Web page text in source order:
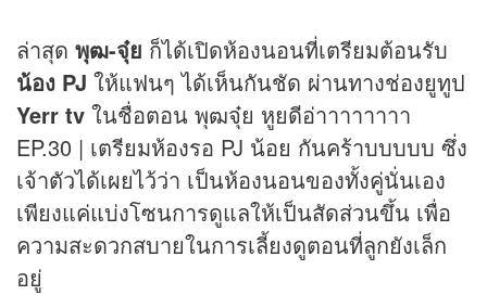
ล่าสุด พุฒ-จุ๋ย ก็ได้เปิดห้องนอนที่เตรียมต้อนรับ
น้อง PJ ให้แฟนๆ ได้เห็นกันชัด ผ่านทางช่องยูทูป
Yerr tv ในชื่อตอน พุฒจุ๋ย หูยดีอ่าาาาาาาา
EP.30 | เตรียมห้องรอ PJ น้อย กันคร้าบบบบบ ซึ่ง
เจ้าตัวได้เผยไว้ว่า เป็นห้องนอนของทั้งคู่นั่นเอง
เพียงแค่แบ่งโซนการดูแลให้เป็นสัดส่วนขึ้น เพื่อ
ความสะดวกสบายในการเลี้ยงดูตอนที่ลูกยังเล็ก
อยู่